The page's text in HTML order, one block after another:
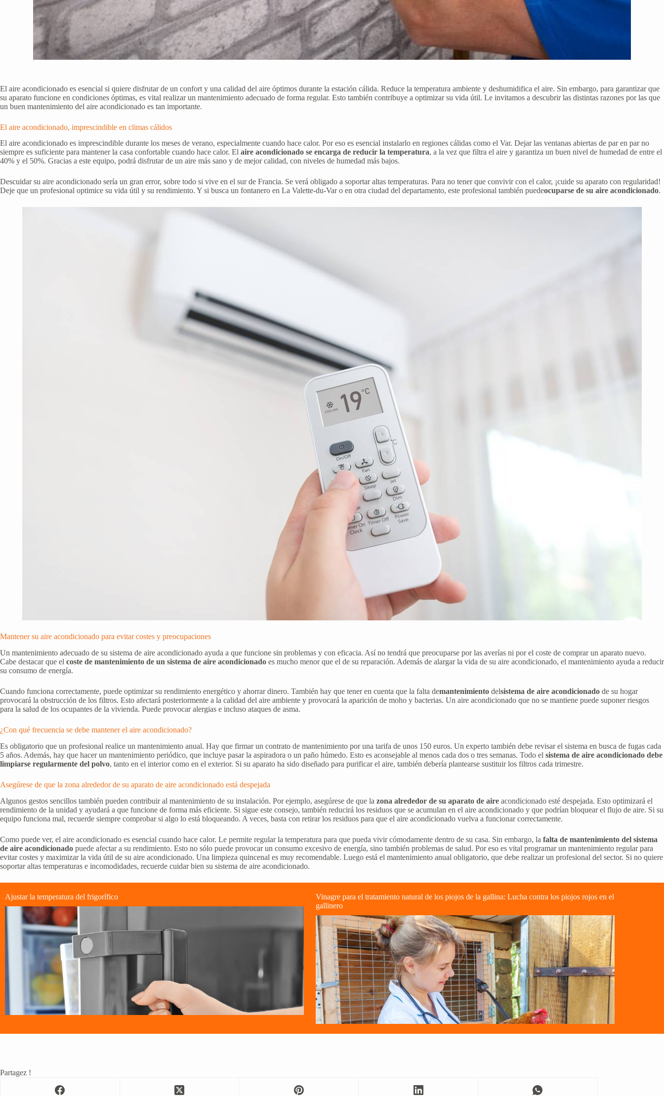
El aire acondicionado es esencial si quiere disfrutar de un confort y una calidad del aire óptimos durante la estación cálida. Reduce la temperatura ambiente y deshumidifica el aire. Sin embargo, para garantizar que
su aparato funcione en condiciones óptimas, es vital realizar un mantenimiento adecuado de forma regular. Esto también contribuye a optimizar su vida útil. Le invitamos a descubrir las distintas razones por las que
un buen mantenimiento del aire acondicionado es tan importante.
El aire acondicionado, imprescindible en climas cálidos
El aire acondicionado es imprescindible durante los meses de verano, especialmente cuando hace calor. Por eso es esencial instalarlo en regiones cálidas como el Var. Dejar las ventanas abiertas de par en par no
siempre es suficiente para mantener la casa confortable cuando hace calor. El aire acondicionado se encarga de reducir la temperatura, a la vez que filtra el aire y garantiza un buen nivel de humedad de entre el
40% y el 50%. Gracias a este equipo, podrá disfrutar de un aire más sano y de mejor calidad, con niveles de humedad más bajos.
Descuidar su aire acondicionado sería un gran error, sobre todo si vive en el sur de Francia. Se verá obligado a soportar altas temperaturas. Para no tener que convivir con el calor, ¡cuide su aparato con regularidad!
Deje que un profesional optimice su vida útil y su rendimiento. Y si busca un fontanero en La Valette-du-Var o en otra ciudad del departamento, este profesional también puedeocuparse de su aire acondicionado.
Mantener su aire acondicionado para evitar costes y preocupaciones
Un mantenimiento adecuado de su sistema de aire acondicionado ayuda a que funcione sin problemas y con eficacia. Así no tendrá que preocuparse por las averías ni por el coste de comprar un aparato nuevo.
Cabe destacar que el coste de mantenimiento de un sistema de aire acondicionado es mucho menor que el de su reparación. Además de alargar la vida de su aire acondicionado, el mantenimiento ayuda a reducir
su consumo de energía.
Cuando funciona correctamente, puede optimizar su rendimiento energético y ahorrar dinero. También hay que tener en cuenta que la falta demantenimiento delsistema de aire acondicionado de su hogar
provocará la obstrucción de los filtros. Esto afectará posteriormente a la calidad del aire ambiente y provocará la aparición de moho y bacterias. Un aire acondicionado que no se mantiene puede suponer riesgos
para la salud de los ocupantes de la vivienda. Puede provocar alergias e incluso ataques de asma.
¿Con qué frecuencia se debe mantener el aire acondicionado?
Es obligatorio que un profesional realice un mantenimiento anual. Hay que firmar un contrato de mantenimiento por una tarifa de unos 150 euros. Un experto también debe revisar el sistema en busca de fugas cada
5 años. Además, hay que hacer un mantenimiento periódico, que incluye pasar la aspiradora o un paño húmedo. Esto es aconsejable al menos cada dos o tres semanas. Todo el sistema de aire acondicionado debe
limpiarse regularmente del polvo, tanto en el interior como en el exterior. Si su aparato ha sido diseñado para purificar el aire, también debería plantearse sustituir los filtros cada trimestre.
Asegúrese de que la zona alrededor de su aparato de aire acondicionado está despejada
Algunos gestos sencillos también pueden contribuir al mantenimiento de su instalación. Por ejemplo, asegúrese de que la zona alrededor de su aparato de aire acondicionado esté despejada. Esto optimizará el
rendimiento de la unidad y ayudará a que funcione de forma más eficiente. Si sigue este consejo, también reducirá los residuos que se acumulan en el aire acondicionado y que podrían bloquear el flujo de aire. Si su
equipo funciona mal, recuerde siempre comprobar si algo lo está bloqueando. A veces, basta con retirar los residuos para que el aire acondicionado vuelva a funcionar correctamente.
Como puede ver, el aire acondicionado es esencial cuando hace calor. Le permite regular la temperatura para que pueda vivir cómodamente dentro de su casa. Sin embargo, la falta de mantenimiento del sistema
de aire acondicionado puede afectar a su rendimiento. Esto no sólo puede provocar un consumo excesivo de energía, sino también problemas de salud. Por eso es vital programar un mantenimiento regular para
evitar costes y maximizar la vida útil de su aire acondicionado. Una limpieza quincenal es muy recomendable. Luego está el mantenimiento anual obligatorio, que debe realizar un profesional del sector. Si no quiere
soportar altas temperaturas e incomodidades, recuerde cuidar bien su sistema de aire acondicionado.
Ajustar la temperatura del frigorífico
Vinagre para el tratamiento natural de los piojos de la gallina: Lucha contra los piojos rojos en el
gallinero
Partagez !